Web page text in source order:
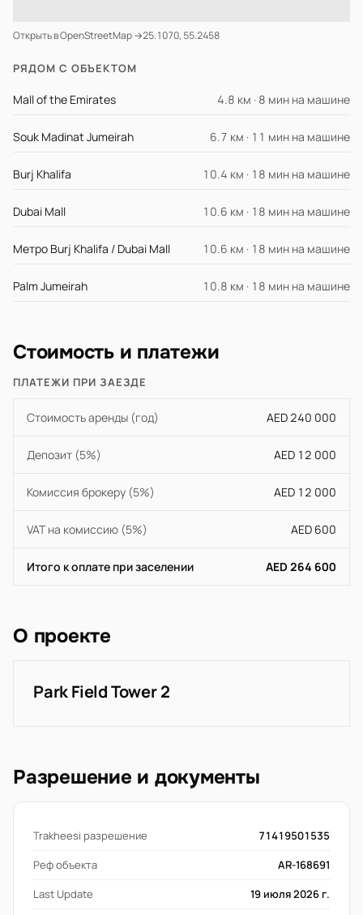
Открыть в OpenStreetMap →25.1070, 55.2458
РЯДОМ С ОБЪЕКТОМ
Mall of the Emirates 4.8 км · 8 мин на машине
Souk Madinat Jumeirah 6.7 км · 11 мин на машине
Burj Khalifa 10.4 км · 18 мин на машине
Dubai Mall 10.6 км · 18 мин на машине
Метро Burj Khalifa / Dubai Mall 10.6 км · 18 мин на машине
Palm Jumeirah 10.8 км · 18 мин на машине
Стоимость и платежи
ПЛАТЕЖИ ПРИ ЗАЕЗДЕ
Стоимость аренды (год) AED 240 000
Депозит (5%) AED 12 000
Комиссия брокеру (5%) AED 12 000
VAT на комиссию (5%) AED 600
Итого к оплате при заселении AED 264 600
О проекте
Park Field Tower 2
Разрешение и документы
Trakheesi разрешение
71419501535
Реф объекта
AR-168691
Last Update
19 июля 2026 г.